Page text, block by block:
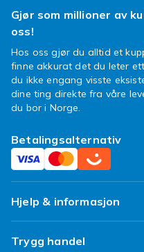
Gjør som millioner av
oss!
Hos oss gjør du alltid et
finne akkurat det du leter
du ikke engang visste
dine ting direkte fra våre
du bor i Norge.
Betalingsalternativ
Hjelp & informasjon
Ofte stilte spørsmål
Trygg handel